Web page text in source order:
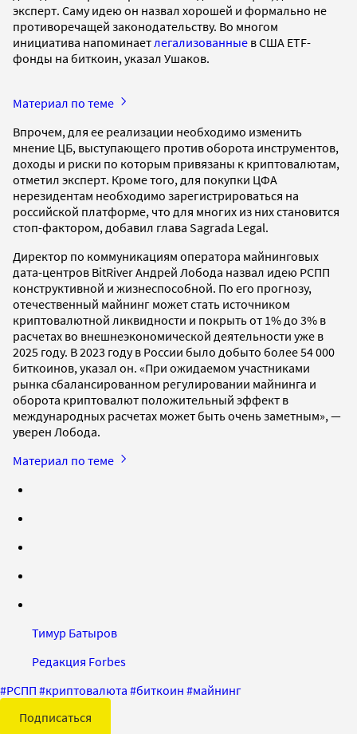
эксперт. Саму идею он назвал хорошей и формально не
противоречащей законодательству. Во многом
инициатива напоминает легализованные в США ETF-
фонды на биткоин, указал Ушаков.
Материал по теме
Впрочем, для ее реализации необходимо изменить
мнение ЦБ, выступающего против оборота инструментов,
доходы и риски по которым привязаны к криптовалютам,
отметил эксперт. Кроме того, для покупки ЦФА
нерезидентам необходимо зарегистрироваться на
российской платформе, что для многих из них становится
стоп-фактором, добавил глава Sagrada Legal.
Директор по коммуникациям оператора майнинговых
дата-центров BitRiver Андрей Лобода назвал идею РСПП
конструктивной и жизнеспособной. По его прогнозу,
отечественный майнинг может стать источником
криптовалютной ликвидности и покрыть от 1% до 3% в
расчетах во внешнеэкономической деятельности уже в
2025 году. В 2023 году в России было добыто более 54 000
биткоинов, указал он. «При ожидаемом участниками
рынка сбалансированном регулировании майнинга и
оборота криптовалют положительный эффект в
международных расчетах может быть очень заметным», —
уверен Лобода.
Материал по теме
Тимур Батыров
Редакция Forbes
#РСПП #криптовалюта #биткоин #майнинг
Подписаться